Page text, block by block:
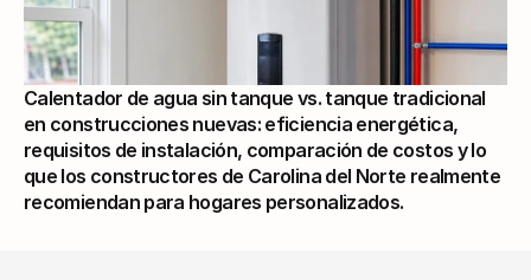
Calentador de agua sin tanque vs. tanque tradicional
en construcciones nuevas: eficiencia energética,
requisitos de instalación, comparación de costos y lo
que los constructores de Carolina del Norte realmente
recomiendan para hogares personalizados.